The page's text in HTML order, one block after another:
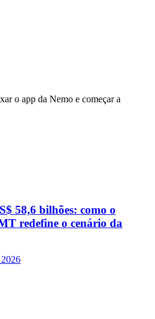
o app da Nemo e começar a
58,6 bilhões: como o
redefine o cenário da